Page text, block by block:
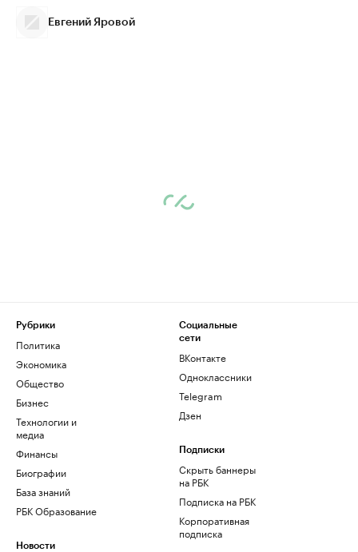
Евгений Яровой
Рубрики
Политика
Экономика
Общество
Бизнес
Технологии и
медиа
Финансы
Биографии
База знаний
РБК Образование
Новости
Социальные
сети
ВКонтакте
Одноклассники
Telegram
Дзен
Подписки
Скрыть баннеры
на РБК
Подписка на РБК
Корпоративная
подписка